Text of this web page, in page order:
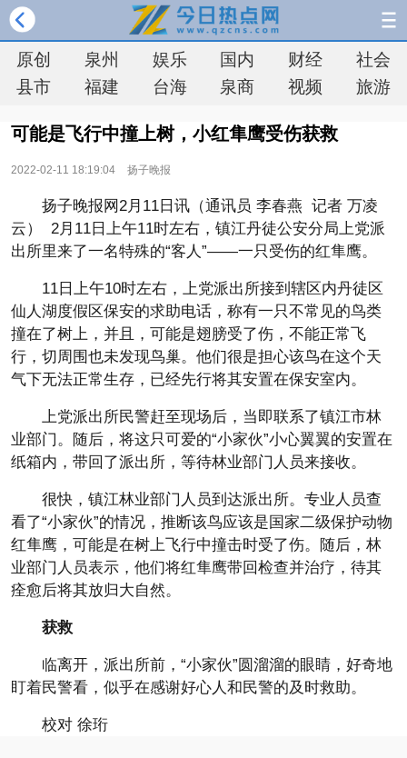
原创 泉州 娱乐 国内 财经
社会
县市
福建 台海 泉商 视频 旅游
可能是飞行中撞上树，小红隼鹰受伤获救
2022-02-11 18:19:04 扬子晚报
扬子晚报网2月11日讯（通讯员 李春燕 记者 万凌
云） 2月11日上午11时左右，镇江丹徒公安分局上党派
出所里来了一名特殊的“客人”——一只受伤的红隼鹰。
11日上午10时左右，上党派出所接到辖区内丹徒区
仙人湖度假区保安的求助电话，称有一只不常见的鸟类
撞在了树上，并且，可能是翅膀受了伤，不能正常飞
行，切周围也未发现鸟巢。他们很是担心该鸟在这个天
气下无法正常生存，已经先行将其安置在保安室内。
上党派出所民警赶至现场后，当即联系了镇江市林
业部门。随后，将这只可爱的“小家伙”小心翼翼的安置在
纸箱内，带回了派出所，等待林业部门人员来接收。
很快，镇江林业部门人员到达派出所。专业人员查
看了“小家伙”的情况，推断该鸟应该是国家二级保护动物
红隼鹰，可能是在树上飞行中撞击时受了伤。随后，林
业部门人员表示，他们将红隼鹰带回检查并治疗，待其
痊愈后将其放归大自然。
获救
临离开，派出所前，“小家伙”圆溜溜的眼睛，好奇地
盯着民警看，似乎在感谢好心人和民警的及时救助。
校对 徐珩